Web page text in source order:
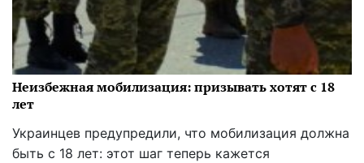
Неизбежная мобилизация: призывать хотят с 18
лет
Украинцев предупредили, что мобилизация должна
быть с 18 лет: этот шаг теперь кажется